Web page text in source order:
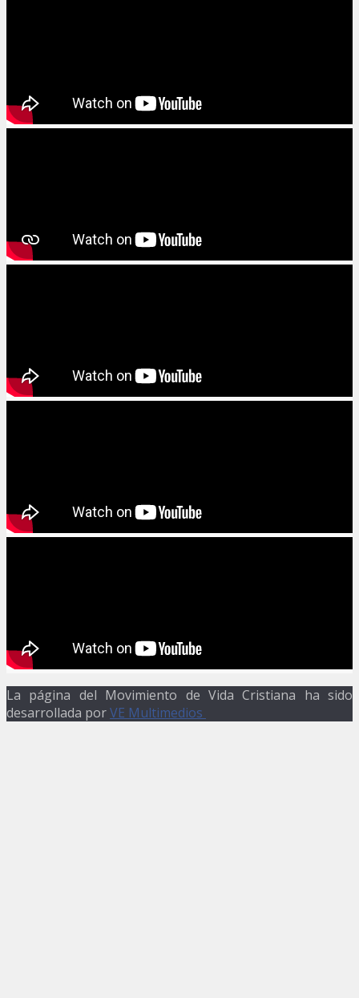
La página del Movimiento de Vida Cristiana ha sido
desarrollada porVE Multimedios